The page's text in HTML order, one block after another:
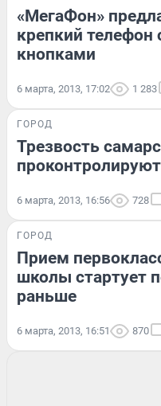
«МегаФон»
крепкий
кнопками
6 марта, 2013, 17:02 1 283
ГОРОД
Трезвость
проконтролируют
6 марта, 2013, 16:56 728
ГОРОД
Прием
школы стартует
раньше
6 марта, 2013, 16:51 870